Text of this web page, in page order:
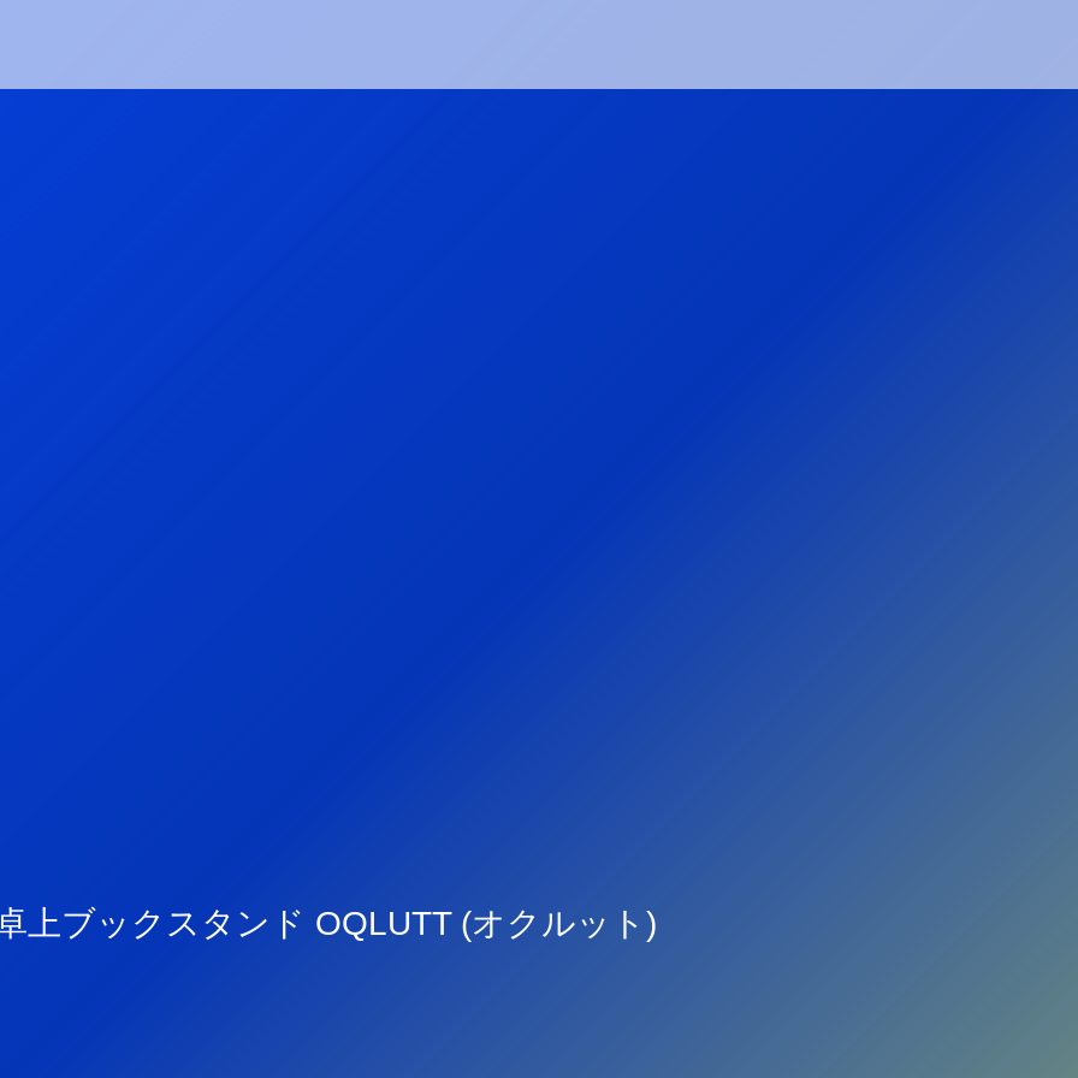
上ブックスタンド OQLUTT (オクルット)